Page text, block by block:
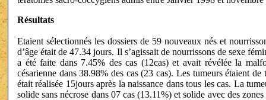
Résultats
Etaient sélectionnés les dossiers de 59 nouveaux nés et
d’âge était de 47.34 jours. Il s’agissait de nourrissons de sexe
a été faite dans 7.45% des cas (12cas) et avait révélée la
césarienne dans 38.98% des cas (23 cas). Les tumeurs étaient
était réalisée 15jours après la naissance dans tous les cas. La
solide sans nécrose dans 07 cas (13.11%) et solide avec des